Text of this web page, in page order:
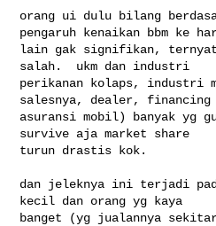
orang ui dulu bilang
pengaruh kenaikan bbm ke
lain gak signifikan,
salah.  ukm dan industri
perikanan kolaps, industri
salesnya, dealer, financing
asuransi mobil) banyak yg
survive aja market share
turun drastis kok.
dan jeleknya ini terjadi
kecil dan orang yg kaya
banget (yg jualannya